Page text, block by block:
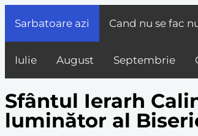
Sarbatoare azi Cand nu se fac
Iulie August Septembrie
Sfântul Ierarh
luminător al